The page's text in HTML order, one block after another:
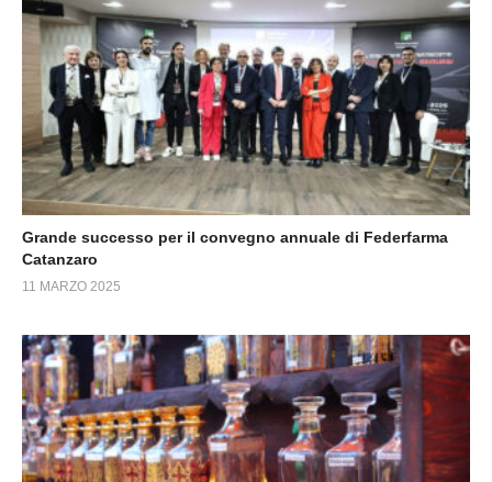
Grande successo per il convegno annuale di Federfarma
Catanzaro
11 MARZO 2025